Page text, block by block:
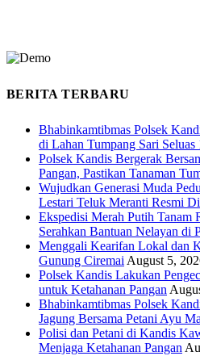
BERITA TERBARU
Bhabinkamtibmas Polsek
di Lahan Tumpang Sari Seluas
Polsek Kandis Bergerak
Pangan, Pastikan Tanaman
Wujudkan Generasi Muda
Lestari Teluk Meranti Resmi
Ekspedisi Merah Putih Tanam
Serahkan Bantuan Nelayan di
Menggali Kearifan Lokal dan
Gunung Ciremai August 5,
Polsek Kandis Lakukan
untuk Ketahanan Pangan
Bhabinkamtibmas Polsek
Jagung Bersama Petani Ayu
Polisi dan Petani di Kandis
Menjaga Ketahanan Pangan